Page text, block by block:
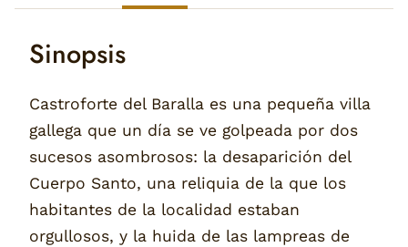
Sinopsis
Castroforte del Baralla es una pequeña villa
gallega que un día se ve golpeada por dos
sucesos asombrosos: la desaparición del
Cuerpo Santo, una reliquia de la que los
habitantes de la localidad estaban
orgullosos, y la huida de las lampreas de